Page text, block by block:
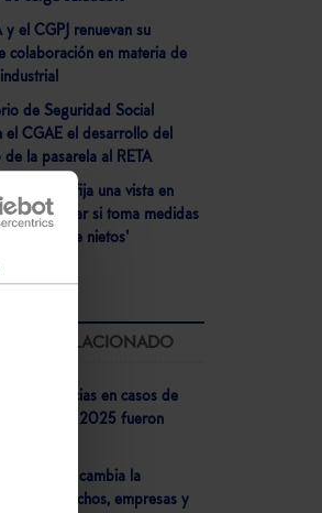
el CGPJ renuevan su
colaboración en materia de
de Seguridad Social
el CGAE el desarrollo del
la pasarela al RETA
Supremo fija una vista en
para analizar si toma medidas
por la 'ley de nietos'
RELACIONADO
las sentencias en casos de
en 2025 fueron
2026: Así cambia la
para despachos, empresas y